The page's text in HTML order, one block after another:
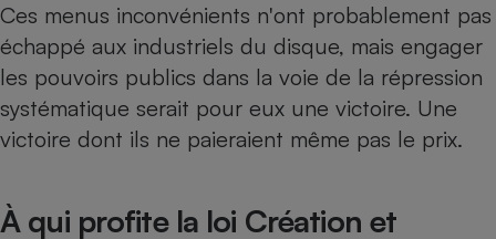
Ces menus inconvénients n'ont probablement pas
échappé aux industriels du disque, mais engager
les pouvoirs publics dans la voie de la répression
systématique serait pour eux une victoire. Une
victoire dont ils ne paieraient même pas le prix.
À qui profite la loi Création et